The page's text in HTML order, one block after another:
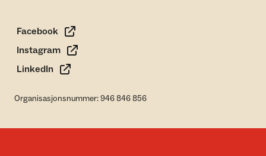
Facebook
Instagram
LinkedIn
Organisasjonsnummer: 946 846 856